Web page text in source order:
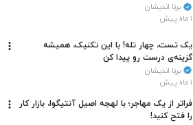
برنا اندیشان
۱ ماه پیش
یک تست، چهار تله! با این تکنیک، همیشه
گزینه‌ی درست رو پیدا کن
برنا اندیشان
۱ ماه پیش
فراتر از یک مهاجر؛ با لهجه اصیل آنتیگوا، بازار کار
را فتح کنید!